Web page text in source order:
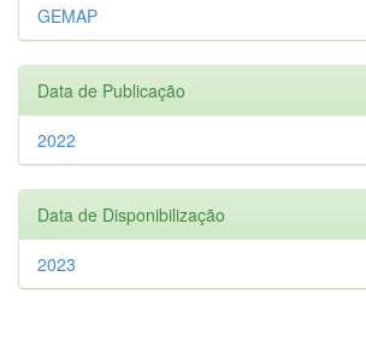
GEMAP
Data de Publicação
2022
Data de Disponibilização
2023